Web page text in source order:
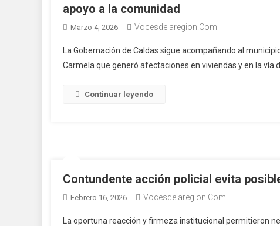
apoyo a la comunidad
Marzo 4, 2026 Vocesdelaregion.com
La Gobernación de Caldas sigue acompañando al
Carmela que generó afectaciones en viviendas y en la vía
Continuar leyendo
Contundente acción policial evita
Febrero 16, 2026 Vocesdelaregion.com
La oportuna reacción y firmeza institucional permitieron